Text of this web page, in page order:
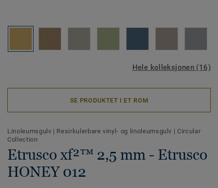
Hele kolleksjonen (16)
SE PRODUKTET I ET ROM
Linoleumsgulv | Resirkulerbare vinyl- og linoleumsgulv | Circular
Collection
Etrusco xf²™ 2,5 mm - Etrusco
HONEY 012